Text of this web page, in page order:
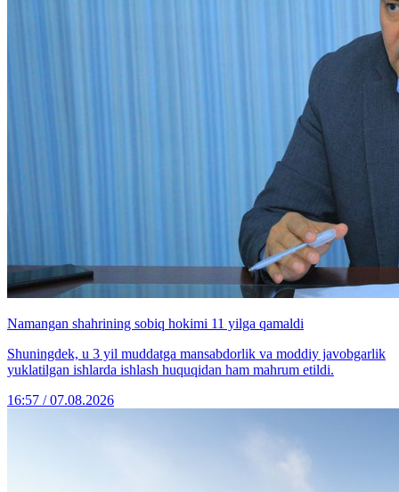
Namangan shahrining sobiq hokimi 11 yilga qamaldi
Shuningdek, u 3 yil muddatga mansabdorlik va moddiy javobgarlik
yuklatilgan ishlarda ishlash huquqidan ham mahrum etildi.
16:57 / 07.08.2026